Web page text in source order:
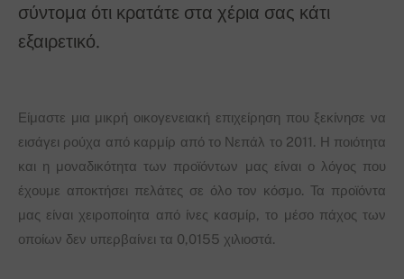
σύντομα ότι κρατάτε στα χέρια σας κάτι
εξαιρετικό.
Είμαστε μια μικρή οικογενειακή επιχείρηση που ξεκίνησε να
εισάγει ρούχα από καρμίρ από το Νεπάλ το 2011. Η ποιότητα
και η μοναδικότητα των προϊόντων μας είναι ο λόγος που
έχουμε αποκτήσει πελάτες σε όλο τον κόσμο. Τα προϊόντα
μας είναι χειροποίητα από ίνες κασμίρ, το μέσο πάχος των
οποίων δεν υπερβαίνει τα 0,0155 χιλιοστά.